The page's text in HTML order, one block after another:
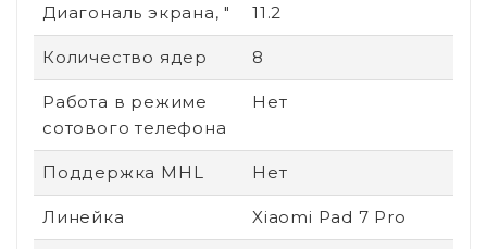
Диагональ экрана, " 11.2
Количество ядер 8
Работа в режиме
сотового телефона
Нет
Поддержка MHL Нет
Линейка Xiaomi Pad 7 Pro